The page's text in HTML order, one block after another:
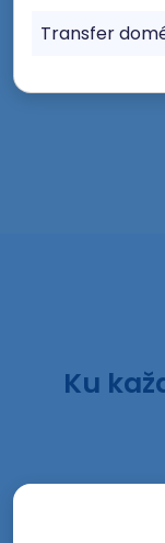
Transfer
Ku